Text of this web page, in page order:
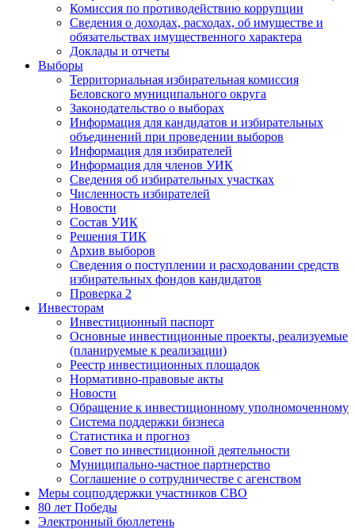
Комиссия по противодействию коррупции
Сведения о доходах, расходах, об имуществе и
обязательствах имущественного характера
Доклады и отчеты
Выборы
Территориальная избирательная комиссия
Беловского муниципального округа
Законодательство о выборах
Информация для кандидатов и избирательных
объединений при проведении выборов
Информация для избирателей
Информация для членов УИК
Сведения об избирательных участках
Численность избирателей
Новости
Состав УИК
Решения ТИК
Архив выборов
Сведения о поступлении и расходовании средств
избирательных фондов кандидатов
Проверка 2
Инвесторам
Инвестиционный паспорт
Основные инвестиционные проекты, реализуемые
(планируемые к реализации)
Реестр инвестиционных площадок
Нормативно-правовые акты
Новости
Обращение к инвестиционному уполномоченному
Система поддержки бизнеса
Статистика и прогноз
Совет по инвестиционной деятельности
Муниципально-частное партнерство
Соглашение о сотрудничестве с агенством
Меры соцподдержки участников СВО
80 лет Победы
Электронный бюллетень